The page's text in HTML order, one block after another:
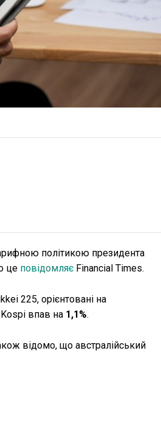
політикою президента
це повідомляє Financial Times.
225, орієнтовані на
Kospi впав на 1,1%.
відомо, що австралійський